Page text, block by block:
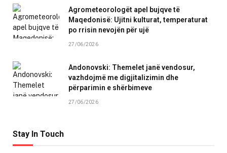
Agrometeorologët apel bujqve të
Maqedonisë: Ujitni kulturat, temperaturat
po rrisin nevojën për ujë
27/06/2026
Andonovski: Themelet janë vendosur,
vazhdojmë me digjitalizimin dhe
përparimin e shërbimeve
27/06/2026
Stay In Touch